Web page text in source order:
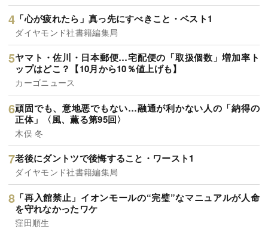
「心が疲れたら」真っ先にすべきこと・ベスト1
ダイヤモンド社書籍編集局
ヤマト・佐川・日本郵便…宅配便の「取扱個数」増加率ト
ップはどこ？【10月から10％値上げも】
カーゴニュース
頑固でも、意地悪でもない…融通が利かない人の「納得の
正体」〈風、薫る第95回〉
木俣 冬
老後にダントツで後悔すること・ワースト1
ダイヤモンド社書籍編集局
「再入館禁止」イオンモールの“完璧”なマニュアルが人命
を守れなかったワケ
窪田順生